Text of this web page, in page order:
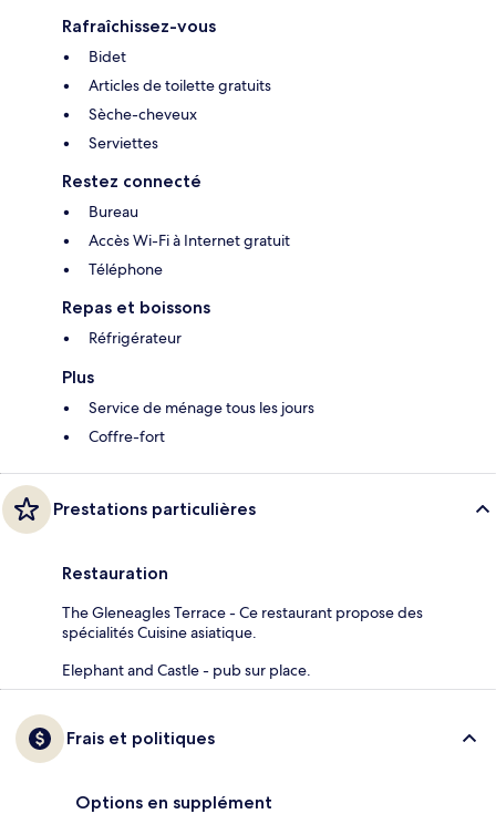
Rafraîchissez-vous
Bidet
Articles de toilette gratuits
Sèche-cheveux
Serviettes
Restez connecté
Bureau
Accès Wi-Fi à Internet gratuit
Téléphone
Repas et boissons
Réfrigérateur
Plus
Service de ménage tous les jours
Coffre-fort
Prestations particulières
Restauration
The Gleneagles Terrace - Ce restaurant propose des
spécialités Cuisine asiatique.
Elephant and Castle - pub sur place.
Frais et politiques
Options en supplément